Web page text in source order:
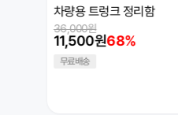
압축파우치 6종세트
9,900원50%
19,900원
무료배송